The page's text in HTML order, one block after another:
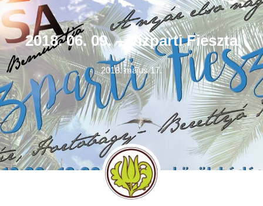
2018. 06. 09. – Vízparti Fieszta
2018. május 17.